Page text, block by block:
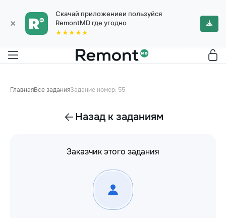
×
Скачай приложениеи пользуйся
RemontMD где угодно
★★★★★
ГлавнаяВсе заданияЗадание номер: 55
Назад к заданиям
Заказчик этого задания